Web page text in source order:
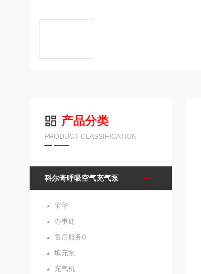
产品分类
PRODUCT CLASSIFICATION
科尔奇呼吸空气充气泵
宝华
办事处
售后服务0
填充泵
充气机